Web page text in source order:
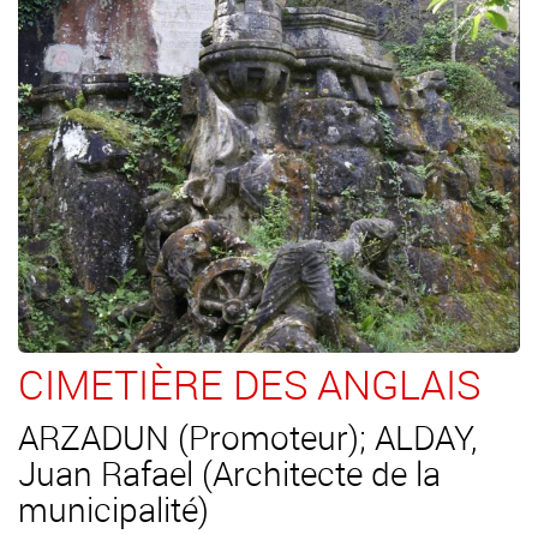
CIMETIÈRE DES ANGLAIS
ARZADUN (Promoteur); ALDAY,
Juan Rafael (Architecte de la
municipalité)